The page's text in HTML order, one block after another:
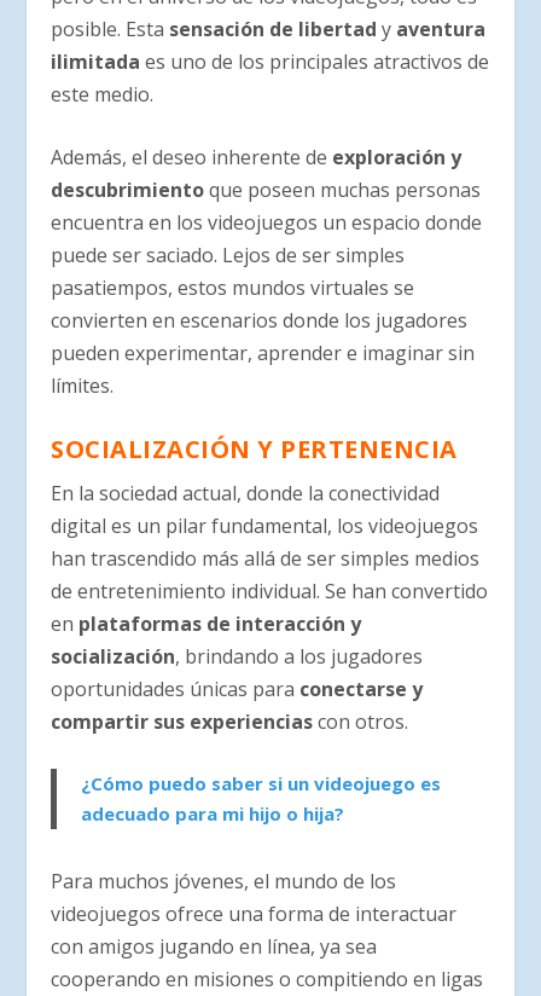
posible. Esta sensación de libertad y aventura
ilimitada es uno de los principales atractivos de
este medio.
Además, el deseo inherente de exploración y
descubrimientoque poseen muchas personas
encuentra en los videojuegos un espacio donde
puede ser saciado. Lejos de ser simples
pasatiempos, estos mundos virtuales se
convierten en escenarios donde los jugadores
pueden experimentar, aprender e imaginar sin
límites.
SOCIALIZACIÓN Y PERTENENCIA
En la sociedad actual, donde la conectividad
digital es un pilar fundamental, los videojuegos
han trascendido más allá de ser simples medios
de entretenimiento individual. Se han convertido
en plataformas de interacción y
socialización, brindando a los jugadores
oportunidades únicas para conectarse y
compartir sus experienciascon otros.
¿Cómo puedo saber si un videojuego es
adecuado para mi hijo o hija?
Para muchos jóvenes, el mundo de los
videojuegos ofrece una forma de interactuar
con amigos jugando en línea, ya sea
cooperando en misiones o compitiendo en ligas